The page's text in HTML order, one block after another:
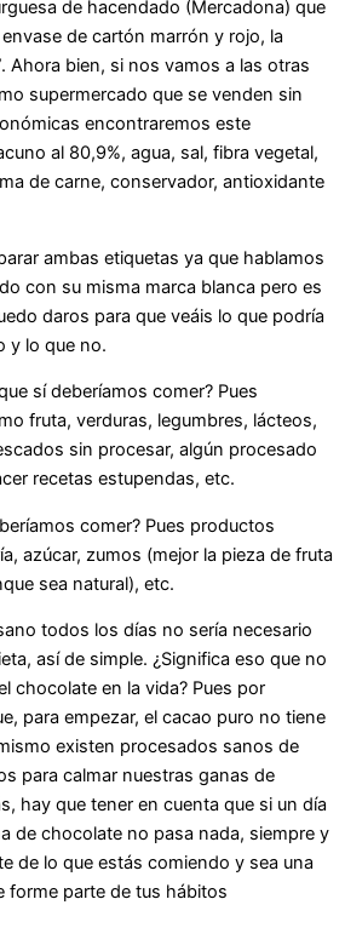
de hacendado (Mercadona) que
de cartón marrón y rojo, la
Ahora bien, si nos vamos a las otras
supermercado que se venden sin
encontraremos este
al 80,9%, agua, sal, fibra vegetal,
de carne, conservador, antioxidante
ambas etiquetas ya que hablamos
con su misma marca blanca pero es
daros para que veáis lo que podría
y lo que no.
sí deberíamos comer? Pues
fruta, verduras, legumbres, lácteos,
sin procesar, algún procesado
recetas estupendas, etc.
comer? Pues productos
azúcar, zumos (mejor la pieza de fruta
sea natural), etc.
todos los días no sería necesario
así de simple. ¿Significa eso que no
chocolate en la vida? Pues por
para empezar, el cacao puro no tiene
existen procesados sanos de
para calmar nuestras ganas de
hay que tener en cuenta que si un día
de chocolate no pasa nada, siempre y
de lo que estás comiendo y sea una
forme parte de tus hábitos